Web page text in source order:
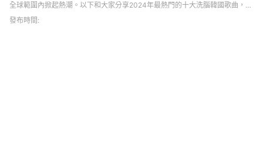
全球範圍內掀起熱潮。以下和大家分享2024年最熱門的十大洗腦韓國歌曲，讓
我們一起回顧2024年這些讓人中毒的旋律吧！
發布時間: